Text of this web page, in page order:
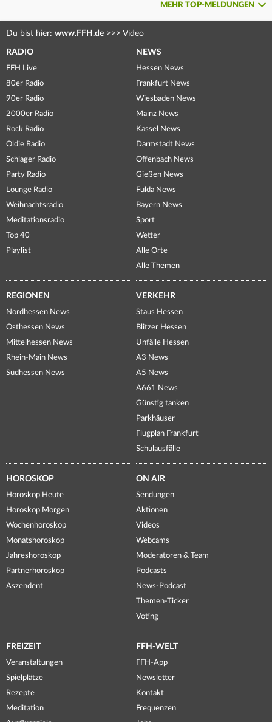
MEHR TOP-MELDUNGEN
Du bist hier: www.FFH.de >>> Video
RADIO
FFH Live
80er Radio
90er Radio
2000er Radio
Rock Radio
Oldie Radio
Schlager Radio
Party Radio
Lounge Radio
Weihnachtsradio
Meditationsradio
Top 40
Playlist
NEWS
Hessen News
Frankfurt News
Wiesbaden News
Mainz News
Kassel News
Darmstadt News
Offenbach News
Gießen News
Fulda News
Bayern News
Sport
Wetter
Alle Orte
Alle Themen
REGIONEN
Nordhessen News
Osthessen News
Mittelhessen News
Rhein-Main News
Südhessen News
VERKEHR
Staus Hessen
Blitzer Hessen
Unfälle Hessen
A3 News
A5 News
A661 News
Günstig tanken
Parkhäuser
Flugplan Frankfurt
Schulausfälle
HOROSKOP
Horoskop Heute
Horoskop Morgen
Wochenhoroskop
Monatshoroskop
Jahreshoroskop
Partnerhoroskop
Aszendent
ON AIR
Sendungen
Aktionen
Videos
Webcams
Moderatoren & Team
Podcasts
News-Podcast
Themen-Ticker
Voting
FREIZEIT
Veranstaltungen
Spielplätze
Rezepte
Meditation
FFH-WELT
FFH-App
Newsletter
Kontakt
Frequenzen